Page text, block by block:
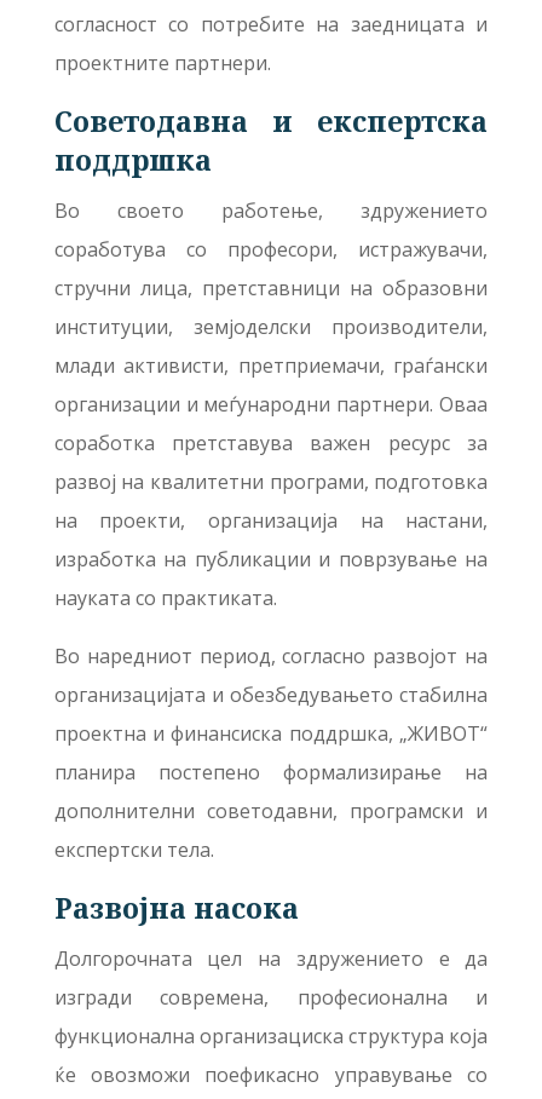
согласност со потребите на заедницата и
проектните партнери.
Советодавна и експертска
поддршка
Во своето работење, здружението
соработува со професори, истражувачи,
стручни лица, претставници на образовни
институции, земјоделски производители,
млади активисти, претприемачи, граѓански
организации и меѓународни партнери. Оваа
соработка претставува важен ресурс за
развој на квалитетни програми, подготовка
на проекти, организација на настани,
изработка на публикации и поврзување на
науката со практиката.
Во наредниот период, согласно развојот на
организацијата и обезбедувањето стабилна
проектна и финансиска поддршка, „ЖИВОТ“
планира постепено формализирање на
дополнителни советодавни, програмски и
експертски тела.
Развојна насока
Долгорочната цел на здружението е да
изгради современа, професионална и
функционална организациска структура која
ќе овозможи поефикасно управување со